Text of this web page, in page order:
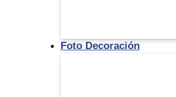
Foto Decoración